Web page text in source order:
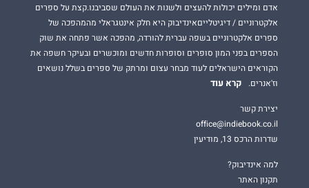
אדם ומילים יכולות להעצים ולשנות את העולם שסביבנו.קצת על ספרים
אלקטרוניים / דיגיטלייםאינדיבוק היא חלק אינטגראלי מהמהפכה של
ספרים אלקטרוניים בשפה עברית להורדה, מהפכה אשר פתחה את שוק
הספרים בפני המון סופרים וסופרות חדשים ומוכשרים ובעיקר חשפה את
הקוראים הישראלים לעוד מבחר עצום ומרתק של ספרים בשלל נושאים
וז'אנרים.
קרא עוד
יצירת קשר
office@indiebook.co.il
שדרות הרכס 13, מודיעין
למה אינדיבוק?
תקנון האתר